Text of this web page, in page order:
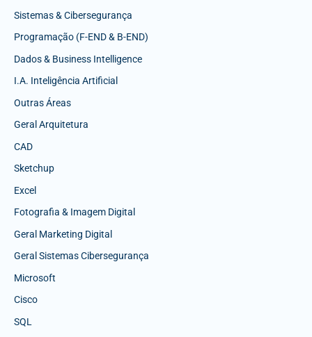
Sistemas & Cibersegurança
Programação (F-END & B-END)
Dados & Business Intelligence
I.A. Inteligência Artificial
Outras Áreas
Geral Arquitetura
CAD
Sketchup
Excel
Fotografia & Imagem Digital
Geral Marketing Digital
Geral Sistemas Cibersegurança
Microsoft
Cisco
SQL